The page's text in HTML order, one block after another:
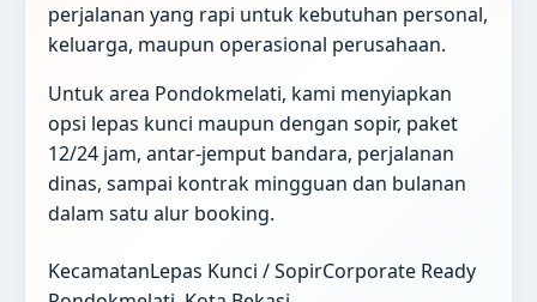
perjalanan yang rapi untuk kebutuhan personal,
keluarga, maupun operasional perusahaan.
Untuk area Pondokmelati, kami menyiapkan
opsi lepas kunci maupun dengan sopir, paket
12/24 jam, antar-jemput bandara, perjalanan
dinas, sampai kontrak mingguan dan bulanan
dalam satu alur booking.
KecamatanLepas Kunci / SopirCorporate Ready